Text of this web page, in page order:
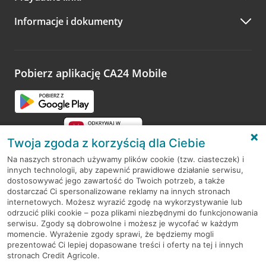
A po wizycie…
Zachęcamy do podzielenia się z nami opinią o wizycie.
opinie.
Informacje i dokumenty
Pobierz aplikację CA24 Mobile
RODO
Regulamin serwisu
Mapa serwisu
PolitykaCookies
Twoja zgoda z korzyścią dla Ciebie
Na naszych stronach używamy plików cookie (tzw. ciasteczek) i
innych technologii, aby zapewnić prawidłowe działanie serwisu,
dostosowywać jego zawartość do Twoich potrzeb, a także
dostarczać Ci spersonalizowane reklamy na innych stronach
internetowych. Możesz wyrazić zgodę na wykorzystywanie lub
odrzucić pliki cookie – poza plikami niezbędnymi do funkcjonowania
serwisu. Zgody są dobrowolne i możesz je wycofać w każdym
momencie. Wyrażenie zgody sprawi, że będziemy mogli
prezentować Ci lepiej dopasowane treści i oferty na tej i innych
stronach Credit Agricole.